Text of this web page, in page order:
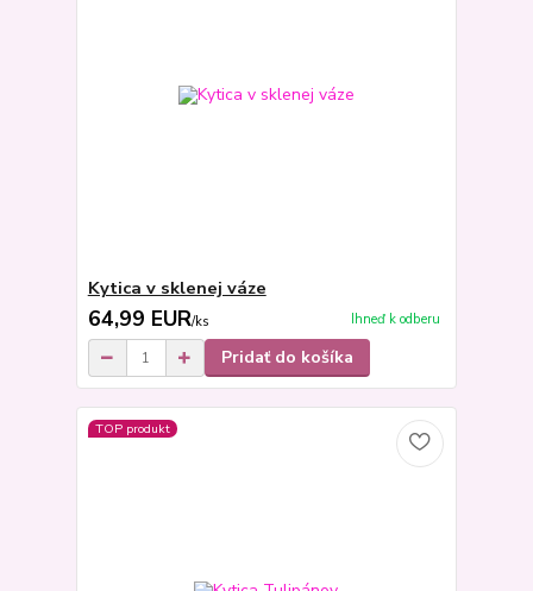
Kytica v sklenej váze
64,99 EUR/ks Ihneď k odberu
Pridať do košíka
TOP produkt